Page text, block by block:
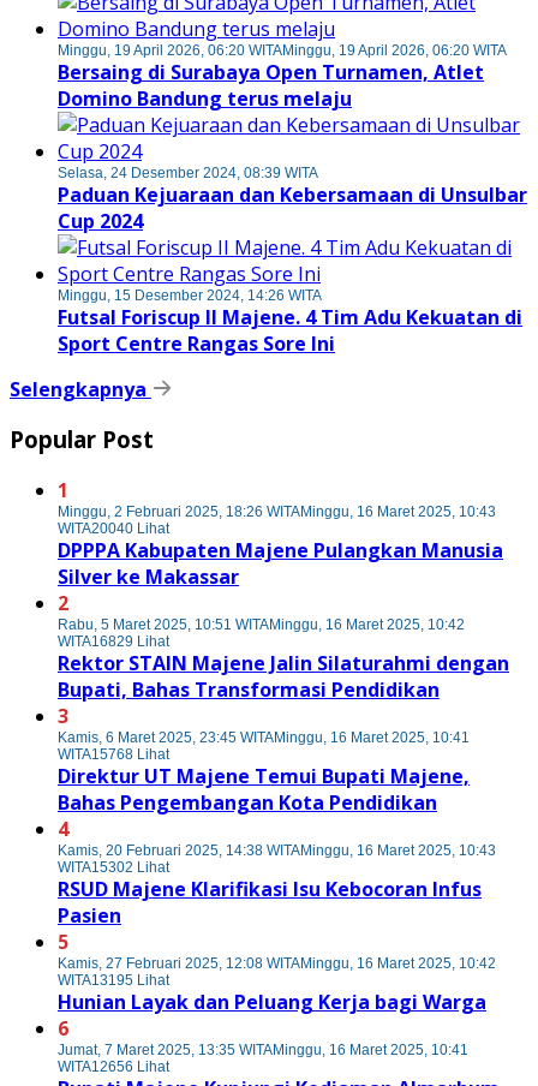
Minggu, 19 April 2026, 06:20 WITAMinggu, 19 April 2026, 06:20 WITA
Bersaing di Surabaya Open Turnamen, Atlet
Domino Bandung terus melaju
Selasa, 24 Desember 2024, 08:39 WITA
Paduan Kejuaraan dan Kebersamaan di Unsulbar
Cup 2024
Minggu, 15 Desember 2024, 14:26 WITA
Futsal Foriscup II Majene. 4 Tim Adu Kekuatan di
Sport Centre Rangas Sore Ini
Selengkapnya
Popular Post
1
Minggu, 2 Februari 2025, 18:26 WITAMinggu, 16 Maret 2025, 10:43
WITA20040 Lihat
DPPPA Kabupaten Majene Pulangkan Manusia
Silver ke Makassar
2
Rabu, 5 Maret 2025, 10:51 WITAMinggu, 16 Maret 2025, 10:42
WITA16829 Lihat
Rektor STAIN Majene Jalin Silaturahmi dengan
Bupati, Bahas Transformasi Pendidikan
3
Kamis, 6 Maret 2025, 23:45 WITAMinggu, 16 Maret 2025, 10:41
WITA15768 Lihat
Direktur UT Majene Temui Bupati Majene,
Bahas Pengembangan Kota Pendidikan
4
Kamis, 20 Februari 2025, 14:38 WITAMinggu, 16 Maret 2025, 10:43
WITA15302 Lihat
RSUD Majene Klarifikasi Isu Kebocoran Infus
Pasien
5
Kamis, 27 Februari 2025, 12:08 WITAMinggu, 16 Maret 2025, 10:42
WITA13195 Lihat
Hunian Layak dan Peluang Kerja bagi Warga
6
Jumat, 7 Maret 2025, 13:35 WITAMinggu, 16 Maret 2025, 10:41
WITA12656 Lihat